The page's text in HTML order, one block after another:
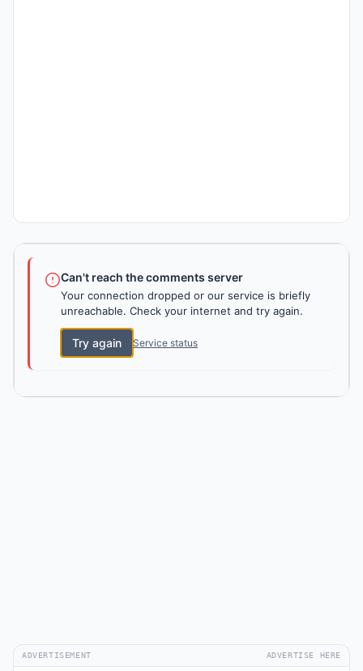
Can't reach the comments server
Your connection dropped or our service is briefly
unreachable. Check your internet and try again.
Try again Service status
ADVERTISEMENT ADVERTISE HERE